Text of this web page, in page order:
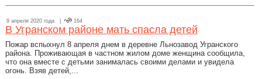
9 апреля 2020 года | 164
В Угранском районе мать спасла детей
Пожар вспыхнул 8 апреля днем в деревне Льнозавод Угранского
района. Проживающая в частном жилом доме женщина сообщила,
что она вместе с детьми занималась своими делами и увидела
огонь. Взяв детей,...